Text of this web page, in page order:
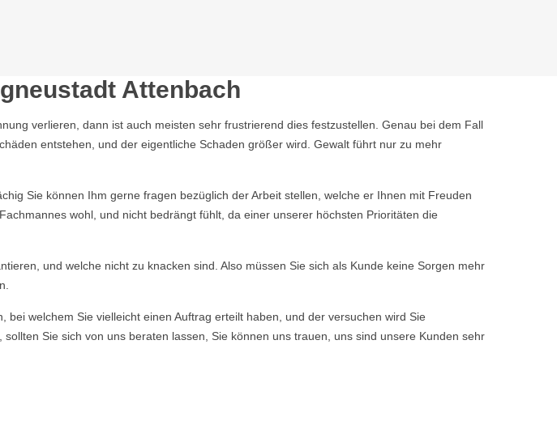
Attenbach
verlieren, dann ist auch meisten sehr frustrierend dies festzustellen. Genau bei dem Fall
entstehen, und der eigentliche Schaden größer wird. Gewalt führt nur zu mehr
Sie können Ihm gerne fragen bezüglich der Arbeit stellen, welche er Ihnen mit Freuden
wohl, und nicht bedrängt fühlt, da einer unserer höchsten Prioritäten die
und welche nicht zu knacken sind. Also müssen Sie sich als Kunde keine Sorgen mehr
welchem Sie vielleicht einen Auftrag erteilt haben, und der versuchen wird Sie
Sie sich von uns beraten lassen, Sie können uns trauen, uns sind unsere Kunden sehr